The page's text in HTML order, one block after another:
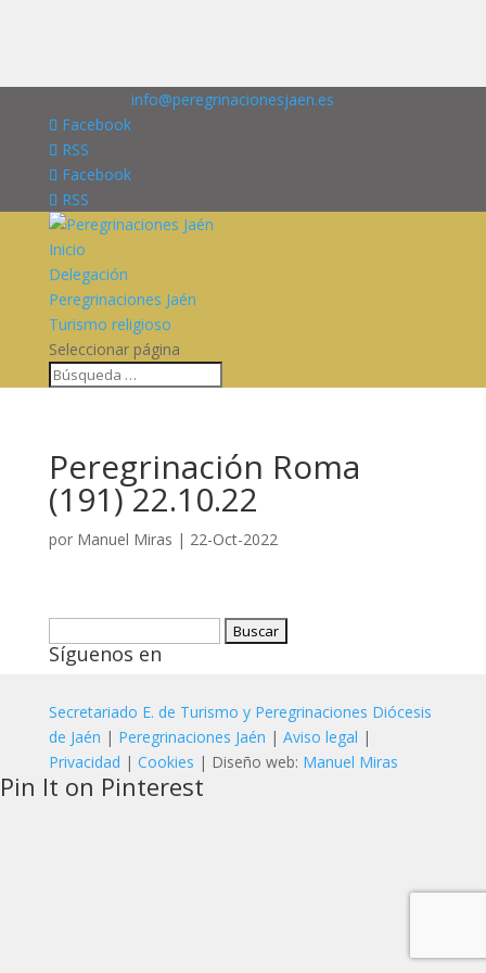
info@peregrinacionesjaen.es
Facebook
RSS
Facebook
RSS
Inicio
Delegación
Peregrinaciones Jaén
Turismo religioso
Seleccionar página
Peregrinación Roma
(191) 22.10.22
por Manuel Miras | 22-Oct-2022
Síguenos en
Secretariado E. de Turismo y Peregrinaciones Diócesis
de Jaén | Peregrinaciones Jaén | Aviso legal |
Privacidad | Cookies | Diseño web: Manuel Miras
Pin It on Pinterest